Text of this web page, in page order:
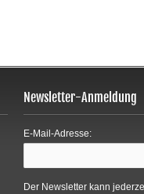
Newsletter-Anmeldung
E-Mail-Adresse:
Der Newsletter kann